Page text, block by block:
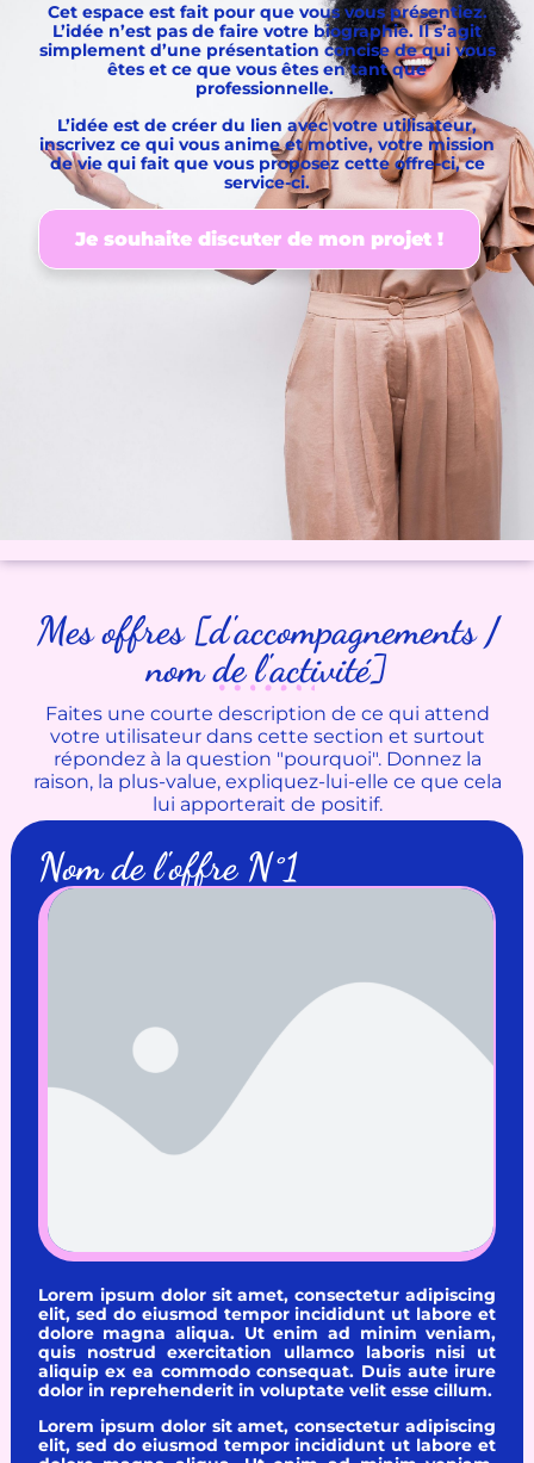
Cet espace est fait pour que vous vous présentiez.
L’idée n’est pas de faire votre biographie. Il s’agit
simplement d’une présentation concise de qui vous
êtes et ce que vous êtes en tant que
professionnelle.
L’idée est de créer du lien avec votre utilisateur,
inscrivez ce qui vous anime et motive, votre mission
de vie qui fait que vous proposez cette offre-ci, ce
service-ci.
Je souhaite discuter de mon projet !
Mes offres [d'accompagnements /
nom de l'activité]
Faites une courte description de ce qui attend
votre utilisateur dans cette section et surtout
répondez à la question "pourquoi". Donnez la
raison, la plus-value, expliquez-lui-elle ce que cela
lui apporterait de positif.
Nom de l'offre N°1
Lorem ipsum dolor sit amet, consectetur adipiscing
elit, sed do eiusmod tempor incididunt ut labore et
dolore magna aliqua. Ut enim ad minim veniam,
quis nostrud exercitation ullamco laboris nisi ut
aliquip ex ea commodo consequat. Duis aute irure
dolor in reprehenderit in voluptate velit esse cillum.
Lorem ipsum dolor sit amet, consectetur adipiscing
elit, sed do eiusmod tempor incididunt ut labore et